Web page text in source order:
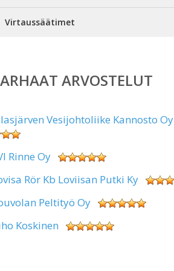
Virtaussäätimet
ARVOSTELUT
Vesijohtoliike Kannosto Oy
Rinne Oy
Rör Kb Loviisan Putki Ky
Peltityö Oy
Koskinen